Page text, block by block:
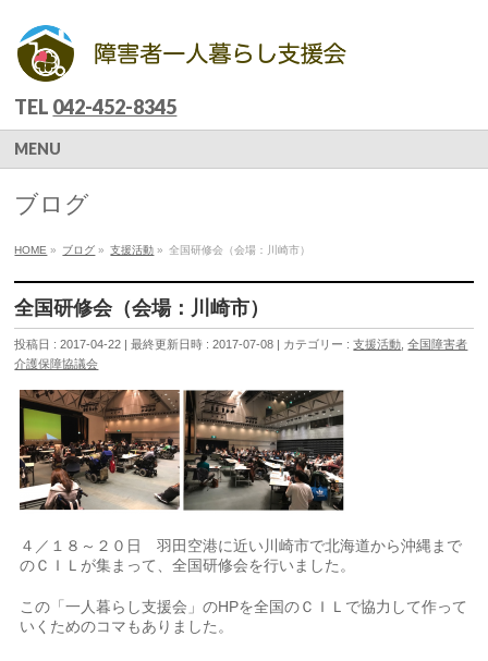
TEL 042-452-8345
MENU
ブログ
HOME » ブログ » 支援活動 » 全国研修会（会場：川崎市）
全国研修会（会場：川崎市）
投稿日 : 2017-04-22 最終更新日時 : 2017-07-08 カテゴリー :支援活動 ,全国障害者
介護保障協議会
４／１８～２０日 羽田空港に近い川崎市で北海道から沖縄まで
のＣＩＬが集まって、全国研修会を行いました。
この「一人暮らし支援会」のHPを全国のＣＩＬで協力して作って
いくためのコマもありました。